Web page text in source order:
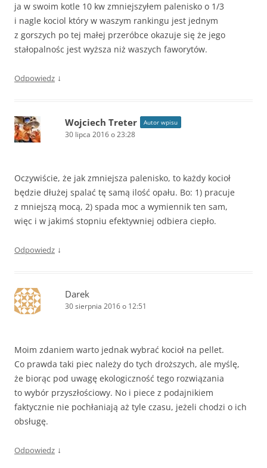
ja w swoim kotle 10 kw zmniejszyłem palenisko o 1/3
i nagle kociol który w waszym rankingu jest jednym
z gorszych po tej małej przeróbce okazuje się że jego
stałopalnośc jest wyższa niż waszych faworytów.
Odpowiedz ↓
Wojciech Treter Autor wpisu
30 lipca 2016 o 23:28
Oczywiście, że jak zmniejsza palenisko, to każdy kocioł
będzie dłużej spalać tę samą ilość opału. Bo: 1) pracuje
z mniejszą mocą, 2) spada moc a wymiennik ten sam,
więc i w jakimś stopniu efektywniej odbiera ciepło.
Odpowiedz ↓
Darek
30 sierpnia 2016 o 12:51
Moim zdaniem warto jednak wybrać kocioł na pellet.
Co prawda taki piec należy do tych droższych, ale myślę,
że biorąc pod uwagę ekologiczność tego rozwiązania
to wybór przyszłościowy. No i piece z podajnikiem
faktycznie nie pochłaniają aż tyle czasu, jeżeli chodzi o ich
obsługę.
Odpowiedz ↓